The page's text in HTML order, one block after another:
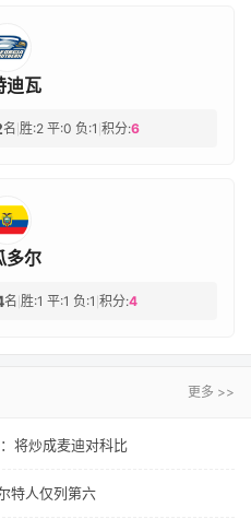
迪瓦
名 胜:2 平:0 负:1 积分:6
多尔
名 胜:1 平:1 负:1 积分:4
更多 >>
将炒成麦迪对科比
特人仅列第六